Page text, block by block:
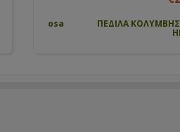
ΠΕΔΙΛΑ ΚΟΛΥΜΒΗΣΗΣ